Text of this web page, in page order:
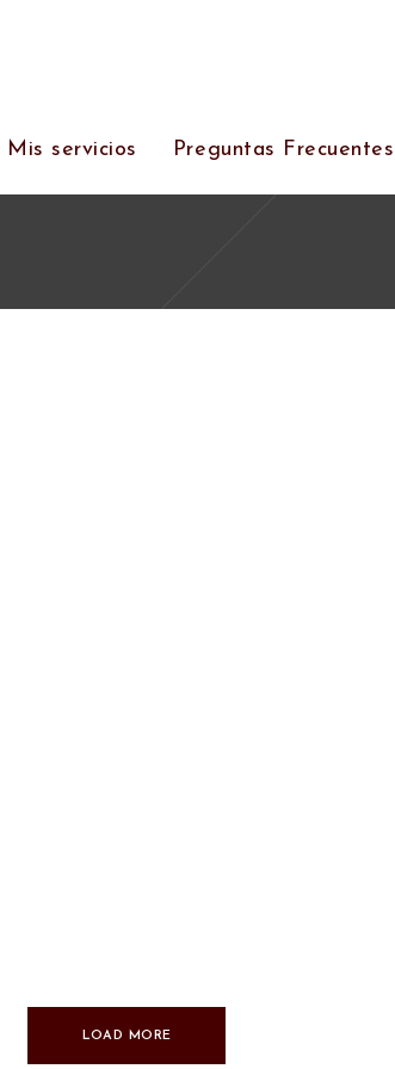
Mis servicios Preguntas Frecuentes
LOAD MORE